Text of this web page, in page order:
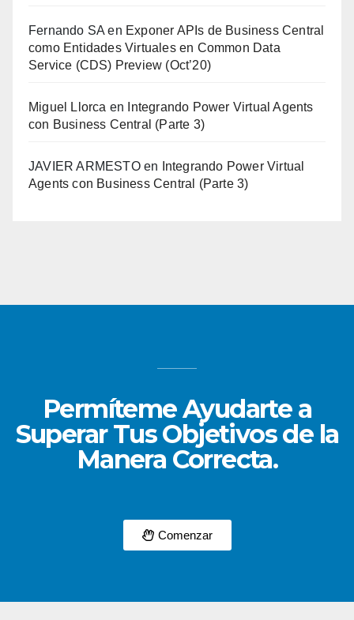
Fernando SA en Exponer APIs de Business Central
como Entidades Virtuales en Common Data
Service (CDS) Preview (Oct’20)
Miguel Llorca en
Integrando Power Virtual Agents
con Business Central (Parte 3)
JAVIER ARMESTOen
Integrando Power Virtual
Agents con Business Central (Parte 3)
Permíteme Ayudarte a
Superar Tus Objetivos de la
Manera Correcta.
Comenzar